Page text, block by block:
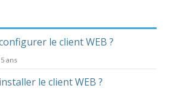
le client WEB ?
ans
le client WEB ?